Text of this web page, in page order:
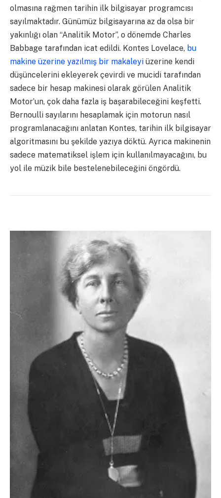
olmasına rağmen tarihin ilk bilgisayar programcısı
sayılmaktadır. Günümüz bilgisayarına az da olsa bir
yakınlığı olan “Analitik Motor”, o dönemde Charles
Babbage tarafından icat edildi. Kontes Lovelace, bu
makine üzerine yazılmış bir makaleyi üzerine kendi
düşüncelerini ekleyerek çevirdi ve mucidi tarafından
sadece bir hesap makinesi olarak görülen Analitik
Motor’un, çok daha fazla iş başarabileceğini keşfetti.
Bernoulli sayılarını hesaplamak için motorun nasıl
programlanacağını anlatan Kontes, tarihin ilk bilgisayar
algoritmasını bu şekilde yazıya döktü. Ayrıca makinenin
sadece matematiksel işlem için kullanılmayacağını, bu
yol ile müzik bile bestelenebileceğini öngördü.